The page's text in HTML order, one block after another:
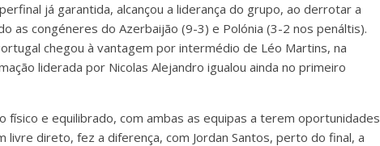
já garantida, alcançou a liderança do grupo, ao derrotar a
as congéneres do Azerbaijão (9-3) e Polónia (3-2 nos penáltis).
chegou à vantagem por intermédio de Léo Martins, na
liderada por Nicolas Alejandro igualou ainda no primeiro
e equilibrado, com ambas as equipas a terem oportunidades
livre direto, fez a diferença, com Jordan Santos, perto do final, a